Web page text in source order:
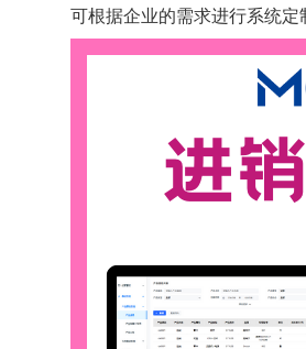
可根据企业的需求进行系统定